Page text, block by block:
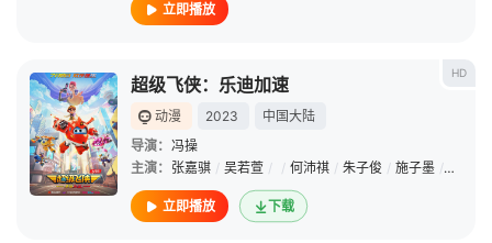
立即播放
HD
超级飞侠：乐迪加速
动漫 2023
中国大陆
导演： 冯操
主演： 张嘉骐 / 吴若萱 / / 何沛祺 / 朱子俊 / 施子墨 / 程思航
立即播放 下载